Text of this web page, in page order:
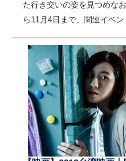
た行き交いの姿を見つめな
ら11月4日まで、関連イベン